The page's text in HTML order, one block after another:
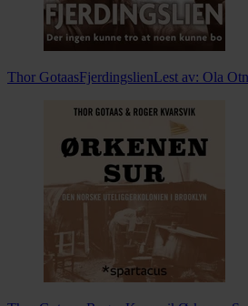
Thor GotaasFjerdingslienLest av: Ola